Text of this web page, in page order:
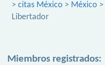
> citas México > México >
Libertador
Miembros registrados: